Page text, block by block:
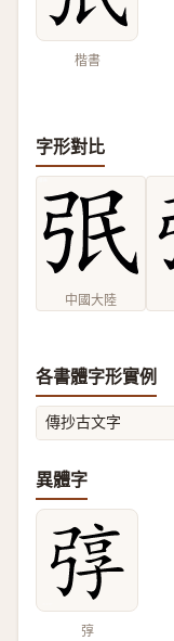
楷書
字形對比
中國大陸
各書體字形實例
傳抄古文字
異體字
弴